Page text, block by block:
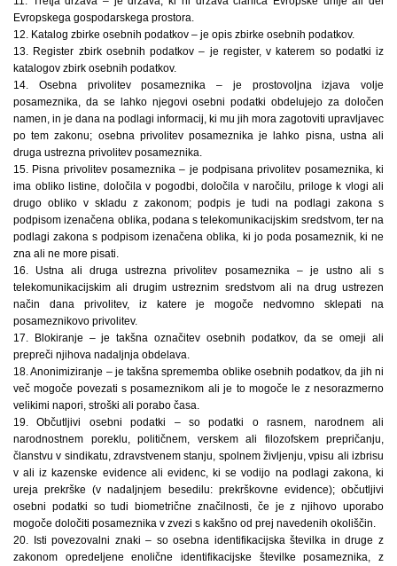
Evropskega gospodarskega prostora.
12. Katalog zbirke osebnih podatkov – je opis zbirke osebnih podatkov.
13. Register zbirk osebnih podatkov – je register, v katerem so podatki iz
katalogov zbirk osebnih podatkov.
14. Osebna privolitev posameznika – je prostovoljna izjava volje
posameznika, da se lahko njegovi osebni podatki obdelujejo za določen
namen, in je dana na podlagi informacij, ki mu jih mora zagotoviti upravljavec
po tem zakonu; osebna privolitev posameznika je lahko pisna, ustna ali
druga ustrezna privolitev posameznika.
15. Pisna privolitev posameznika – je podpisana privolitev posameznika, ki
ima obliko listine, določila v pogodbi, določila v naročilu, priloge k vlogi ali
drugo obliko v skladu z zakonom; podpis je tudi na podlagi zakona s
podpisom izenačena oblika, podana s telekomunikacijskim sredstvom, ter na
podlagi zakona s podpisom izenačena oblika, ki jo poda posameznik, ki ne
zna ali ne more pisati.
16. Ustna ali druga ustrezna privolitev posameznika – je ustno ali s
telekomunikacijskim ali drugim ustreznim sredstvom ali na drug ustrezen
način dana privolitev, iz katere je mogoče nedvomno sklepati na
posameznikovo privolitev.
17. Blokiranje – je takšna označitev osebnih podatkov, da se omeji ali
prepreči njihova nadaljnja obdelava.
18. Anonimiziranje – je takšna sprememba oblike osebnih podatkov, da jih ni
več mogoče povezati s posameznikom ali je to mogoče le z nesorazmerno
velikimi napori, stroški ali porabo časa.
19. Občutljivi osebni podatki – so podatki o rasnem, narodnem ali
narodnostnem poreklu, političnem, verskem ali filozofskem prepričanju,
članstvu v sindikatu, zdravstvenem stanju, spolnem življenju, vpisu ali izbrisu
v ali iz kazenske evidence ali evidenc, ki se vodijo na podlagi zakona, ki
ureja prekrške (v nadaljnjem besedilu: prekrškovne evidence); občutljivi
osebni podatki so tudi biometrične značilnosti, če je z njihovo uporabo
mogoče določiti posameznika v zvezi s kakšno od prej navedenih okoliščin.
20. Isti povezovalni znaki – so osebna identifikacijska številka in druge z
zakonom opredeljene enolične identifikacijske številke posameznika, z